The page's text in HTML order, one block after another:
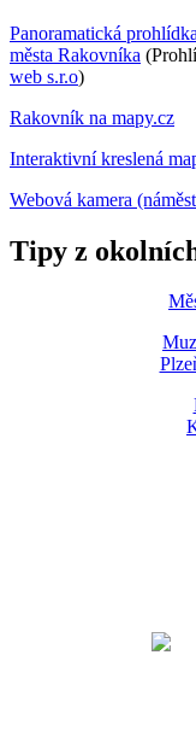
Panoramatická prohlídka
města Rakovníka
web s.r.o)
Rakovník na mapy.cz
Interaktivní kreslená
Webová kamera
Tipy z